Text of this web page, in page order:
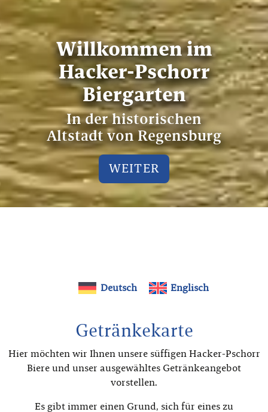
Willkommen im
Hacker-Pschorr
Biergarten
In der historischen
Altstadt von Regensburg
WEITER
Deutsch Englisch
Getränkekarte
Hier möchten wir Ihnen unsere süffigen Hacker-Pschorr
Biere und unser ausgewähltes Getränkeangebot
vorstellen.
Es gibt immer einen Grund, sich für eines zu